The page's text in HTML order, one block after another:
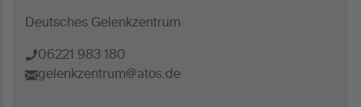
Deutsches Gelenkzentrum
06221 983 180
gelenkzentrum@atos.de